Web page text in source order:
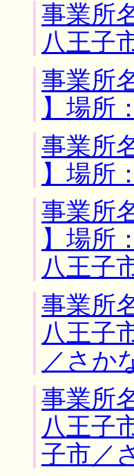
事業所
八王子
事業所
】場所
事業所
】場所
事業所
】場所
八王子
事業所
八王子
／さか
事業所
八王子
子市／